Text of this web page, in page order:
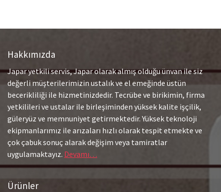
Hakkımızda
Japar yetkili servis, Japar olarak almış olduğu ünvan ile siz
değerli müşterilerimizin ustalık ve el emeğinde üstün
becerikliliği ile hizmetinizdedir. Tecrübe ve birikimin, firma
yetkilileri ve ustalar ile birleşiminden yüksek kalite işçilik,
güleryüz ve memnuniyet getirmektedir. Yüksek teknoloji
ekipmanlarımız ile arızaları hızlı olarak tespit etmekte ve
çok çabuk sonuç alarak değişim veya tamiratlar
uygulamaktayız. Devamı…
Ürünler